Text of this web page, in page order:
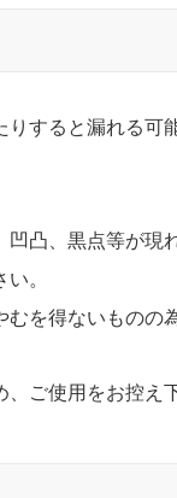
すると漏れる可
凸、黒点等が現
。
を得ないものの
ご使用をお控え